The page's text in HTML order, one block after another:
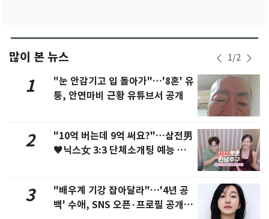
많이 본 뉴스 1/2
1
"눈 안감기고 입 돌아가"…'8혼' 유
퉁, 안면마비 근황 유튜브서 공개
2
"10억 버는데 9억 써요?"…삼전男
♥닉스女 3:3 단체소개팅 예능 화
3
"배우계 기강 잡아달라"…'4년 공
백' 수애, SNS 오픈·프로필 공개